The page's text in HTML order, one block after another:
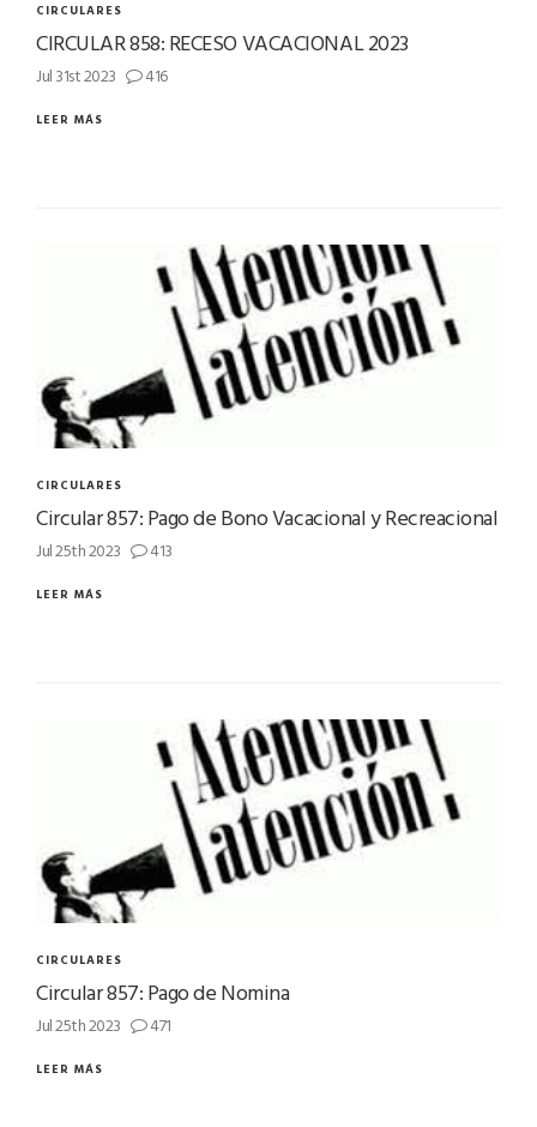
CIRCULARES
CIRCULAR 858: RECESO VACACIONAL 2023
Jul 31st 2023 416
LEER MÁS
CIRCULARES
Circular 857: Pago de Bono Vacacional y Recreacional
Jul 25th 2023 413
LEER MÁS
CIRCULARES
Circular 857: Pago de Nomina
Jul 25th 2023 471
LEER MÁS